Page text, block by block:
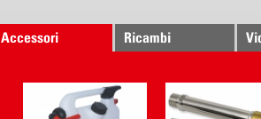
Accessori Ricambi